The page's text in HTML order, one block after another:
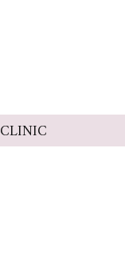
CLINIC